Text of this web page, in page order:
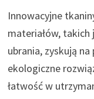
Innowacyjne
materiałów,
ubrania, zyskują
ekologiczne
łatwość w